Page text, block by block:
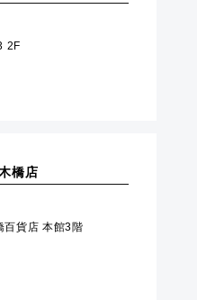
2F
橋店
百貨店 本館3階